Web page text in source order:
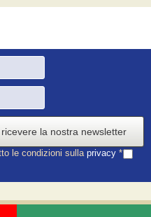
la nostra newsletter
le condizioni sulla privacy *